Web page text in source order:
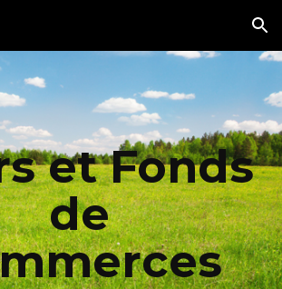
Skip to navigation
et Fonds
de